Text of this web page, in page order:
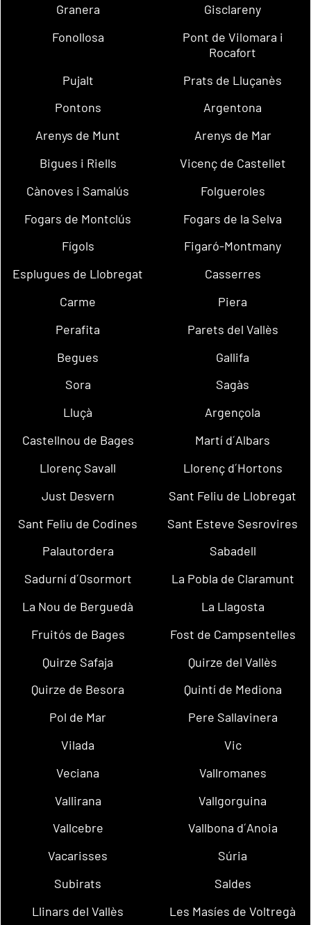
Granera
Gisclareny
Fonollosa
Pont de Vilomara i
Rocafort
Pujalt
Prats de Lluçanès
Pontons
Argentona
Arenys de Munt
Arenys de Mar
Bigues i Riells
Vicenç de Castellet
Cànoves i Samalús
Folgueroles
Fogars de Montclús
Fogars de la Selva
Fígols
Figaró-Montmany
Esplugues de Llobregat
Casserres
Carme
Piera
Perafita
Parets del Vallès
Begues
Gallifa
Sora
Sagàs
Lluçà
Argençola
Castellnou de Bages
Martí d´Albars
Llorenç Savall
Llorenç d´Hortons
Just Desvern
Sant Feliu de Llobregat
Sant Feliu de Codines
Sant Esteve Sesrovires
Palautordera
Sabadell
Sadurní d´Osormort
La Pobla de Claramunt
La Nou de Berguedà
La Llagosta
Fruitós de Bages
Fost de Campsentelles
Quirze Safaja
Quirze del Vallès
Quirze de Besora
Quintí de Mediona
Pol de Mar
Pere Sallavinera
Vilada
Vic
Veciana
Vallromanes
Vallirana
Vallgorguina
Vallcebre
Vallbona d´Anoia
Vacarisses
Súria
Subirats
Saldes
Llinars del Vallès
Les Masíes de Voltregà